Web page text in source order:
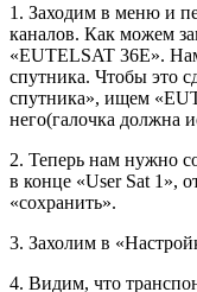
1. Заходим в меню и
каналов. Как можем
«EUTELSAT 36E».
спутника. Чтобы это
спутника», ищем
него(галочка должна
2. Теперь нам нужно
в конце «User Sat 1»,
«сохранить».
3. Захолим в
4. Видим, что